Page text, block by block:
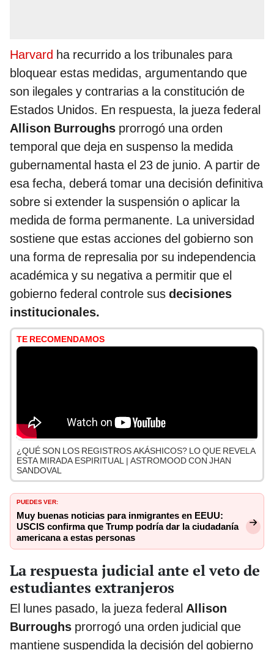
Harvard ha recurrido a los tribunales para
bloquear estas medidas, argumentando que
son ilegales y contrarias a la constitución de
Estados Unidos. En respuesta, la jueza federal
Allison Burroughs prorrogó una orden
temporal que deja en suspenso la medida
gubernamental hasta el 23 de junio. A partir de
esa fecha, deberá tomar una decisión definitiva
sobre si extender la suspensión o aplicar la
medida de forma permanente. La universidad
sostiene que estas acciones del gobierno son
una forma de represalia por su independencia
académica y su negativa a permitir que el
gobierno federal controle sus decisiones
institucionales.
TE RECOMENDAMOS
¿QUÉ SON LOS REGISTROS AKÁSHICOS? LO QUE REVELA
ESTA MIRADA ESPIRITUAL | ASTROMOOD CON JHAN
SANDOVAL
PUEDES VER:
Muy buenas noticias para inmigrantes en EEUU:
USCIS confirma que Trump podría dar la ciudadanía
americana a estas personas
La respuesta judicial ante el veto de
estudiantes extranjeros
El lunes pasado, la jueza federal Allison
Burroughs prorrogó una orden judicial que
mantiene suspendida la decisión del gobierno